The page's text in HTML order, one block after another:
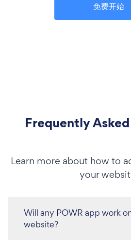
免费开始
Frequently
Learn more about how to
your
Will any POWR app work
website?